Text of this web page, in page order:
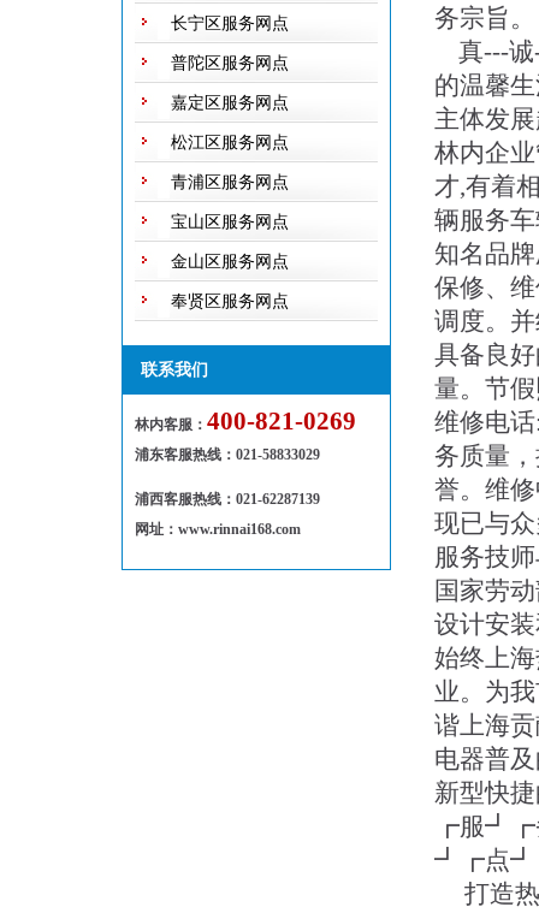
长宁区服务网点
普陀区服务网点
嘉定区服务网点
松江区服务网点
青浦区服务网点
宝山区服务网点
金山区服务网点
奉贤区服务网点
联系我们
林内客服： 400-821-0269
浦东客服热线： 021-58833029
浦西客服热线：021-62287139
网址：www.rinnai168.com
务宗旨。
真---诚
的温馨
主体发
林内企
才,有着
辆服务
知名品
保修、
调度。
具备良
量。节
维修电
务质量
誉。维
现已与
服务技
国家劳
设计安
始终上
业。为
谐上海
电器普
新型快
┏服
┛┏点┛
打造热